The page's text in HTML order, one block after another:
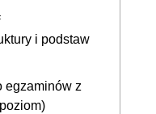
i podstaw
egzaminów z